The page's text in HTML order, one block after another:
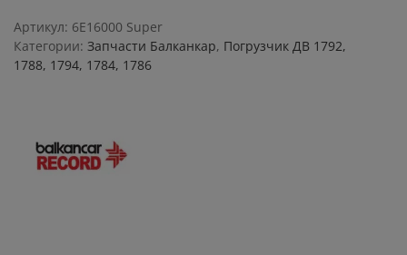
ДВ
1792
,
Балканкар
,
Артикул: 6E16000 Super
Категории: Запчасти Балканкар, Погрузчик ДВ 1792,
1788, 1794, 1784, 1786